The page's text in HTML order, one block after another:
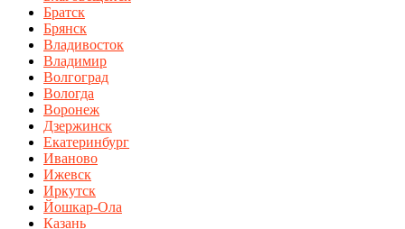
Братск
Брянск
Владивосток
Владимир
Волгоград
Вологда
Воронеж
Дзержинск
Екатеринбург
Иваново
Ижевск
Иркутск
Йошкар-Ола
Казань